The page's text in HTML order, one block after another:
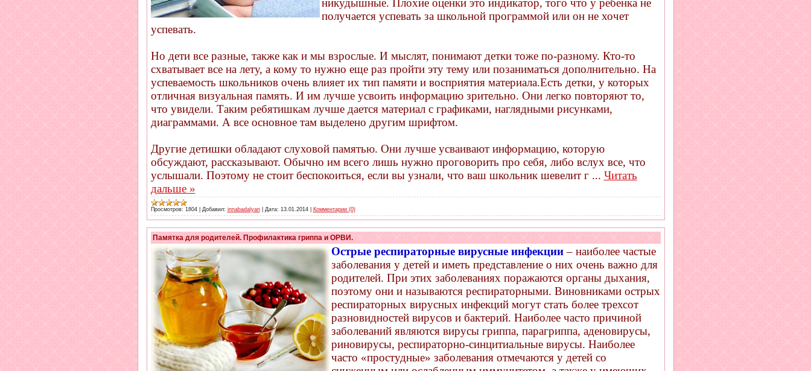
никудышные. Плохие оценки это индикатор, того что у ребенка не
получается успевать за школьной программой или он не хочет
успевать.
Но дети все разные, также как и мы взрослые. И мыслят, понимают детки тоже по-разному. Кто-то
схватывает все на лету, а кому то нужно еще раз пройти эту тему или позаниматься дополнительно. На
успеваемость школьников очень влияет их тип памяти и восприятия материала.Есть детки, у которых
отличная визуальная память. И им лучше усвоить информацию зрительно. Они легко повторяют то,
что увидели. Таким ребятишкам лучше дается материал с графиками, наглядными рисунками,
диаграммами. А все основное там выделено другим шрифтом.
Другие детишки обладают слуховой памятью. Они лучше усваивают информацию, которую
обсуждают, рассказывают. Обычно им всего лишь нужно проговорить про себя, либо вслух все, что
услышали. Поэтому не стоит беспокоиться, если вы узнали, что ваш школьник шевелит г ... Читать
дальше »
Просмотров: 1804 Добавил: innabadalyan Дата: 13.01.2014 Комментарии (0)
Памятка для родителей. Профилактика гриппа и ОРВИ.
Острые респираторные вирусные инфекции– наиболее частые
заболевания у детей и иметь представление о них очень важно для
родителей. При этих заболеваниях поражаются органы дыхания,
поэтому они и называются респираторными. Виновниками острых
респираторных вирусных инфекций могут стать более трехсот
разновидностей вирусов и бактерий. Наиболее часто причиной
заболеваний являются вирусы гриппа, парагриппа, аденовирусы,
риновирусы, респираторно-синцитиальные вирусы. Наиболее
часто «простудные» заболевания отмечаются у детей со